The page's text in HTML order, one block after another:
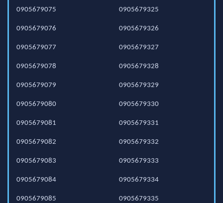
0905679075
0905679076
0905679077
0905679078
0905679079
0905679080
0905679081
0905679082
0905679083
0905679084
0905679085
0905679325
0905679326
0905679327
0905679328
0905679329
0905679330
0905679331
0905679332
0905679333
0905679334
0905679335